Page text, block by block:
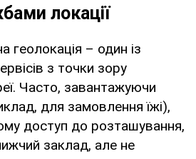
локації
геолокація – один із
з точки зору
Часто, завантажуючи
для замовлення їжі),
доступ до розташування,
заклад, але не